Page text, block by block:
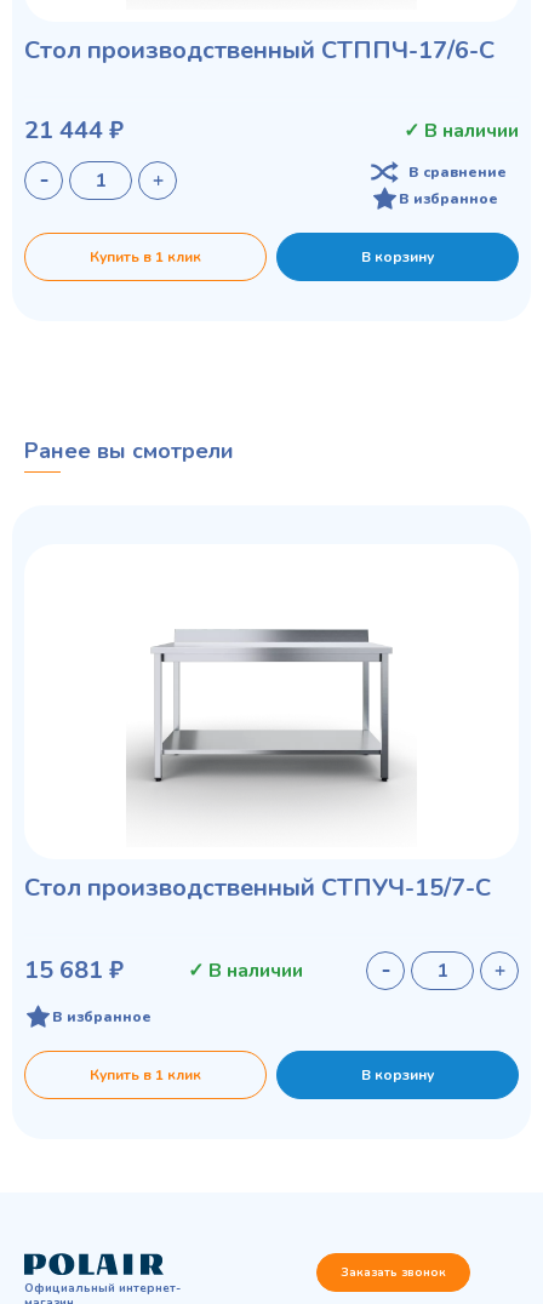
Стол производственный СТППЧ-17/6-С
21 444 ₽ ✓ В наличии
В сравнение
В избранное
Купить в 1 клик В корзину
Ранее вы смотрели
Стол производственный СТПУЧ-15/7-С
15 681 ₽ ✓ В наличии
В избранное
Купить в 1 клик В корзину
Официальный интернет-
Заказать звонок